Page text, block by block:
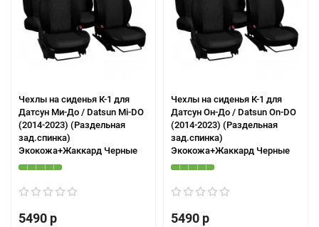
Чехлы на сиденья К-1 для
Датсун Ми-До / Datsun Mi-DO
(2014-2023) (Раздельная
зад.спинка)
Экокожа+Жаккард Черные
5490 р
Чехлы на сиденья К-1 для
Датсун Он-До / Datsun On-DO
(2014-2023) (Раздельная
зад.спинка)
Экокожа+Жаккард Черные
5490 р